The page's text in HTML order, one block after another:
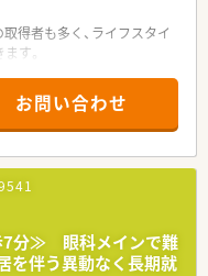
得者も多く、ライフスタイ
す。
すが、無理な異動辞令はあ
度がございます。
勤手当、給食手当等、各種
を設けて苦手分野克服のフ
入社員と同様の研修を行う
お問い合わせ
7分≫ 眼科メインで難
伴う異動なく長期就